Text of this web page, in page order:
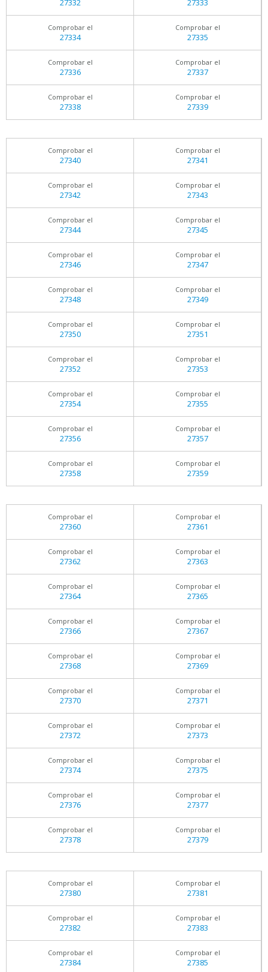
27332 27333
Comprobar el
27334
Comprobar el
27335
Comprobar el
27336
Comprobar el
27337
Comprobar el
27338
Comprobar el
27339
Comprobar el
27340
Comprobar el
27341
Comprobar el
27342
Comprobar el
27343
Comprobar el
27344
Comprobar el
27345
Comprobar el
27346
Comprobar el
27347
Comprobar el
27348
Comprobar el
27349
Comprobar el
27350
Comprobar el
27351
Comprobar el
27352
Comprobar el
27353
Comprobar el
27354
Comprobar el
27355
Comprobar el
27356
Comprobar el
27357
Comprobar el
27358
Comprobar el
27359
Comprobar el
27360
Comprobar el
27361
Comprobar el
27362
Comprobar el
27363
Comprobar el
27364
Comprobar el
27365
Comprobar el
27366
Comprobar el
27367
Comprobar el
27368
Comprobar el
27369
Comprobar el
27370
Comprobar el
27371
Comprobar el
27372
Comprobar el
27373
Comprobar el
27374
Comprobar el
27375
Comprobar el
27376
Comprobar el
27377
Comprobar el
27378
Comprobar el
27379
Comprobar el
27380
Comprobar el
27381
Comprobar el
27382
Comprobar el
27383
Comprobar el
27384
Comprobar el
27385